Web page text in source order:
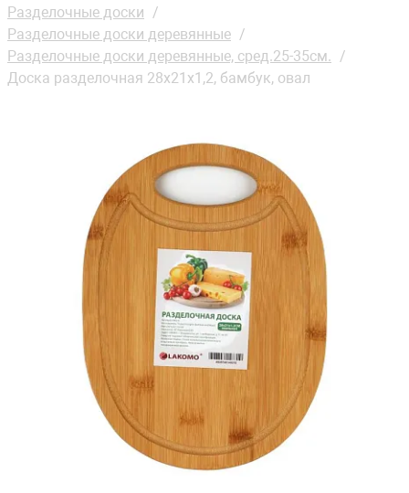
Разделочные доски
Разделочные доски деревянные
Разделочные доски деревянные, сред.25-35см.
Доска разделочная 28x21x1,2, бамбук, овал